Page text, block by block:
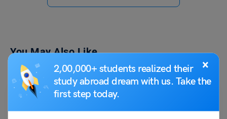
×
2,00,000+ students realized their
study abroad dream with us. Take the
first step today.
You May Also Like